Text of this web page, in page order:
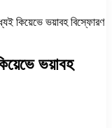
কিয়েভে ভয়াবহ বিস্ফোরণ
ভয়াবহ